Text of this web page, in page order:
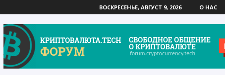
ВОСКРЕСЕНЬЕ, АВГУСТ 9, 2026 О НАС